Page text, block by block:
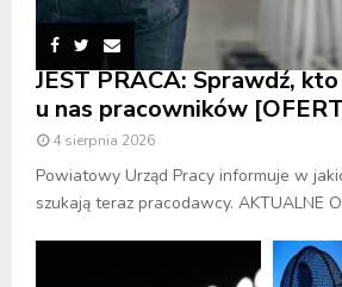
JEST PRACA: Sprawdź,
u nas pracowników
4 sierpnia 2026
Powiatowy Urząd Pracy informuje w
szukają teraz pracodawcy. AKTUALNE